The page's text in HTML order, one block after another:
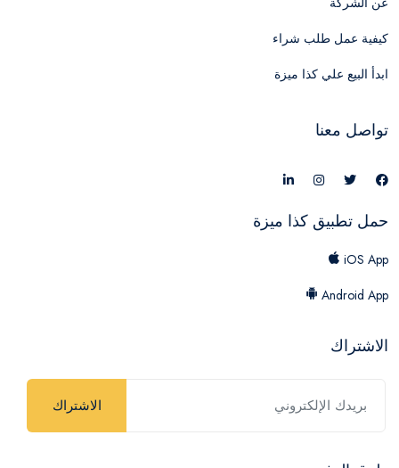
كيفية عمل طلب شراء
ابدأ البيع علي كذا ميزة
تواصل معنا
حمل تطبيق كذا ميزة
iOS App
Android App
الاشتراك
الاشتراك